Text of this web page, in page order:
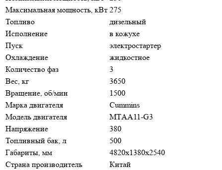
Максимальная мощность, кВт 275
Топливо
дизельный
Исполнение
в кожухе
Пуск
электростартер
Охлаждение
жидкостное
Количество фаз
3
Вес, кг
3650
Вращение, об/мин
1500
Марка двигателя
Cummins
Модель двигателя
МTАA11-G3
Напряжение
380
Топливный бак, л
500
Габариты, мм
4820x1380x2540
Страна производитель
Китай